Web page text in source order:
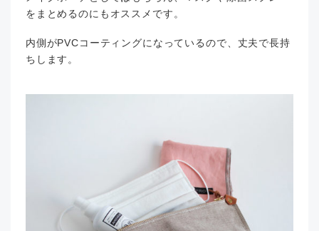
をまとめるのにもオススメです。
内側がPVCコーティングになっているので、丈夫で長持
ちします。